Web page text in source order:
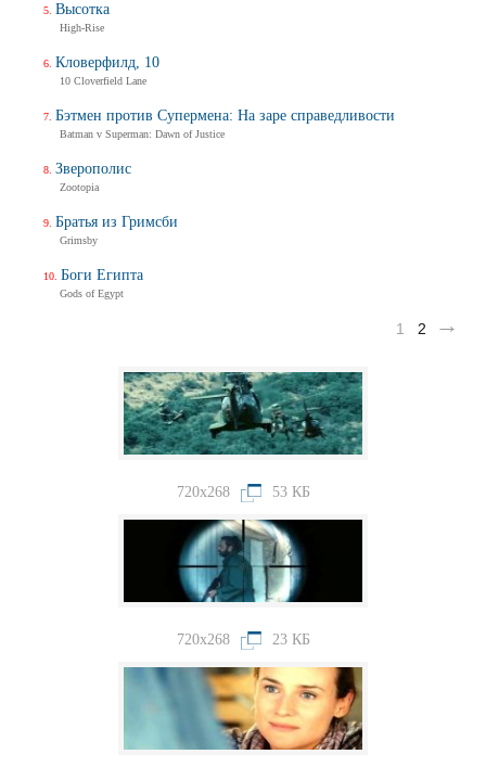
1 2
720x268 53 КБ
720x268 23 КБ
Высотка
High-Rise
Кловерфилд, 10
10 Cloverfield Lane
Бэтмен против Супермена: На заре справедливости
Batman v Superman: Dawn of Justice
Зверополис
Zootopia
Братья из Гримсби
Grimsby
Боги Египта
Gods of Egypt